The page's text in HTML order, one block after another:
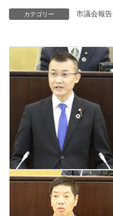
カテゴリー 市議会報告